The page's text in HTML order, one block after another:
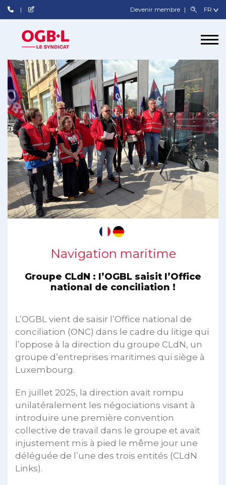
Devenir membre
Navigation maritime
Groupe CLdN : l’OGBL saisit l’Office
national de conciliation !
L’OGBL vient de saisir l’Office national de
conciliation (ONC) dans le cadre du litige qui
l’oppose à la direction du groupe CLdN, un
groupe d’entreprises maritimes qui siège à
Luxembourg.
En juillet 2025, la direction avait rompu
unilatéralement les négociations visant à
introduire une première convention
collective de travail dans le groupe et avait
injustement mis à pied le même jour une
déléguée de l’une des trois entités (CLdN
Links).